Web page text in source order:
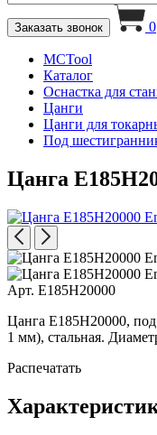
Заказать звонок 0
MCTool
Каталог
Оснастка для
Цанги
Цанги для
Под
Цанга
Арт. E185H20000
Цанга E185H20000,
1 мм), стальная.
Распечатать